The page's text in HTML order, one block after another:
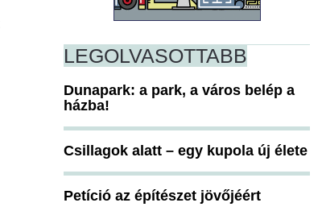
LEGOLVASOTTABB
Dunapark: a park, a város belép a
házba!
Csillagok alatt – egy kupola új élete
Petíció az építészet jövőjéért